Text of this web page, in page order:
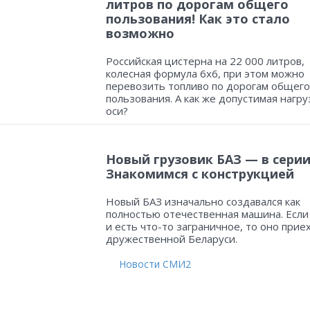
литров по дорогам общего
пользования! Как это стало
возможно
Российская цистерна на 22 000 литров,
колесная формула 6х6, при этом можно
перевозить топливо по дорогам общего
пользования. А как же допустимая
оси?
Новый грузовик БАЗ — в
Знакомимся с конструкцией
Новый БАЗ изначально создавался как
полностью отечественная машина.
и есть что-то заграничное, то оно
дружественной Беларуси.
Новости СМИ2